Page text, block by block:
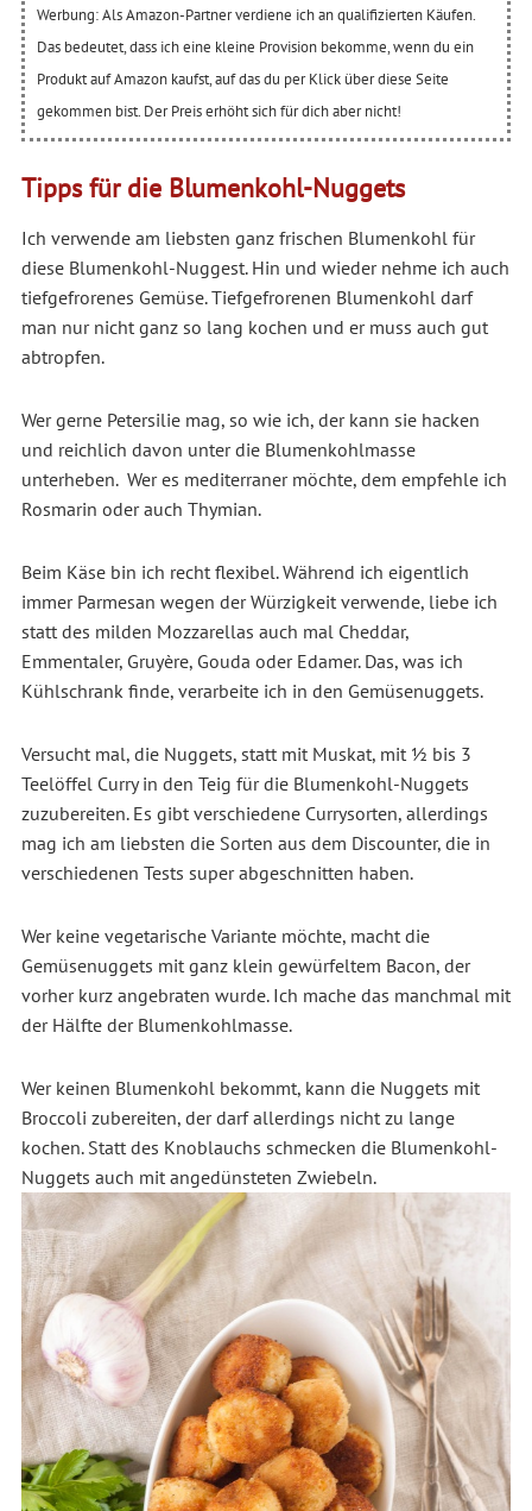
Werbung: Als Amazon-Partner verdiene ich an qualifizierten Käufen.
Das bedeutet, dass ich eine kleine Provision bekomme, wenn du ein
Produkt auf Amazon kaufst, auf das du per Klick über diese Seite
gekommen bist. Der Preis erhöht sich für dich aber nicht!
Tipps für die Blumenkohl-Nuggets
Ich verwende am liebsten ganz frischen Blumenkohl für
diese Blumenkohl-Nuggest. Hin und wieder nehme ich auch
tiefgefrorenes Gemüse. Tiefgefrorenen Blumenkohl darf
man nur nicht ganz so lang kochen und er muss auch gut
abtropfen.
Wer gerne Petersilie mag, so wie ich, der kann sie hacken
und reichlich davon unter die Blumenkohlmasse
unterheben. Wer es mediterraner möchte, dem empfehle ich
Rosmarin oder auch Thymian.
Beim Käse bin ich recht flexibel. Während ich eigentlich
immer Parmesan wegen der Würzigkeit verwende, liebe ich
statt des milden Mozzarellas auch mal Cheddar,
Emmentaler, Gruyère, Gouda oder Edamer. Das, was ich
Kühlschrank finde, verarbeite ich in den Gemüsenuggets.
Versucht mal, die Nuggets, statt mit Muskat, mit 1⁄2 bis 3
Teelöffel Curry in den Teig für die Blumenkohl-Nuggets
zuzubereiten. Es gibt verschiedene Currysorten, allerdings
mag ich am liebsten die Sorten aus dem Discounter, die in
verschiedenen Tests super abgeschnitten haben.
Wer keine vegetarische Variante möchte, macht die
Gemüsenuggets mit ganz klein gewürfeltem Bacon, der
vorher kurz angebraten wurde. Ich mache das manchmal mit
der Hälfte der Blumenkohlmasse.
Wer keinen Blumenkohl bekommt, kann die Nuggets mit
Broccoli zubereiten, der darf allerdings nicht zu lange
kochen. Statt des Knoblauchs schmecken die Blumenkohl-
Nuggets auch mit angedünsteten Zwiebeln.